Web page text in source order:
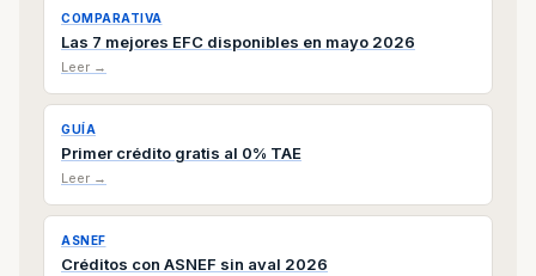
COMPARATIVA
Las 7 mejores EFC disponibles en mayo 2026
Leer →
GUÍA
Primer crédito gratis al 0% TAE
Leer →
ASNEF
Créditos con ASNEF sin aval 2026